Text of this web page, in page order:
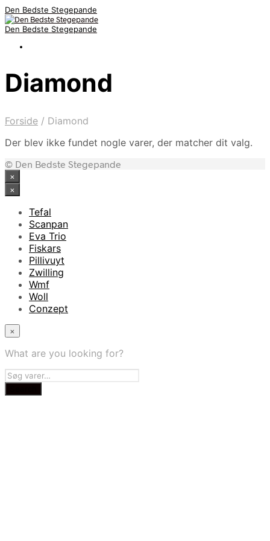
Den Bedste Stegepande
Den Bedste Stegepande
Diamond
Forside / Diamond
Der blev ikke fundet nogle varer, der matcher dit valg.
© Den Bedste Stegepande
×
×
Tefal
Scanpan
Eva Trio
Fiskars
Pillivuyt
Zwilling
Wmf
Woll
Conzept
×
What are you looking for?